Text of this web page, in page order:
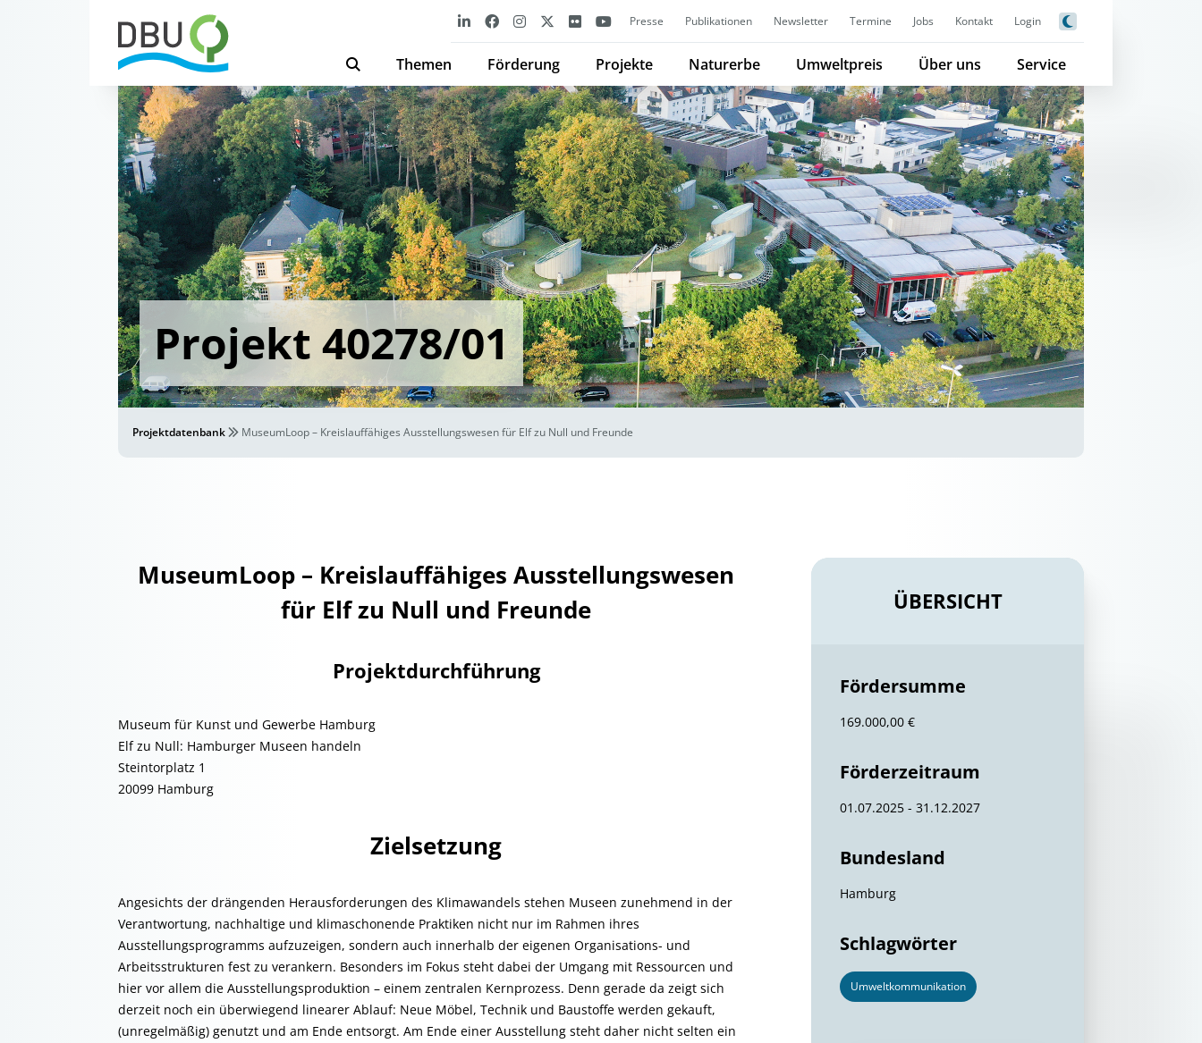
Presse Publikationen Newsletter Termine Jobs Kontakt Login
Themen Förderung Projekte Naturerbe Umweltpreis Über uns Service
Projekt 40278/01
Projektdatenbank MuseumLoop – Kreislauffähiges Ausstellungswesen für Elf zu Null und Freunde
MuseumLoop – Kreislauffähiges Ausstellungswesen
für Elf zu Null und Freunde
Projektdurchführung
Museum für Kunst und Gewerbe Hamburg
Elf zu Null: Hamburger Museen handeln
Steintorplatz 1
20099 Hamburg
Zielsetzung
Angesichts der drängenden Herausforderungen des Klimawandels stehen Museen zunehmend in der
Verantwortung, nachhaltige und klimaschonende Praktiken nicht nur im Rahmen ihres
Ausstellungsprogramms aufzuzeigen, sondern auch innerhalb der eigenen Organisations- und
Arbeitsstrukturen fest zu verankern. Besonders im Fokus steht dabei der Umgang mit Ressourcen und
hier vor allem die Ausstellungsproduktion – einem zentralen Kernprozess. Denn gerade da zeigt sich
derzeit noch ein überwiegend linearer Ablauf: Neue Möbel, Technik und Baustoffe werden gekauft,
(unregelmäßig) genutzt und am Ende entsorgt. Am Ende einer Ausstellung steht daher nicht selten ein
ÜBERSICHT
Fördersumme
169.000,00 €
Förderzeitraum
01.07.2025 - 31.12.2027
Bundesland
Hamburg
Schlagwörter
Umweltkommunikation